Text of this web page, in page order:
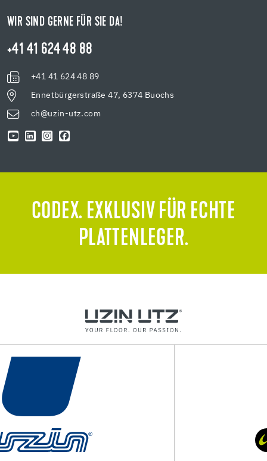
WIR SIND GERNE FÜR SIE DA!
+41 41 624 48 88
+41 41 624 48 89
Ennetbürgerstraße 47, 6374 Buochs
ch@uzin-utz.com
CODEX. EXKLUSIV FÜR ECHTE
PLATTENLEGER.